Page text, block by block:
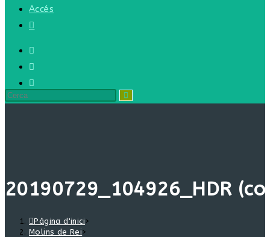
Accés
20190729_104926_HDR
Pàgina d'inici>
Molins de Rei>